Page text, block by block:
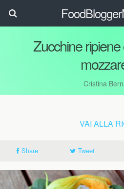
Zucchine
Cristina
VAI ALLA
Share Tweet